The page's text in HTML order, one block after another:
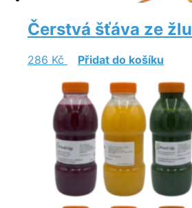
Čerstvá šťáva ze
286 Kč Přidat do košíku